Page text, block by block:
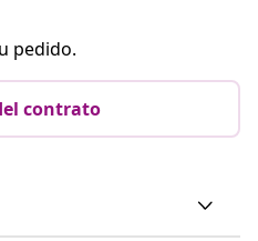
compradores que reciben
estacionales y